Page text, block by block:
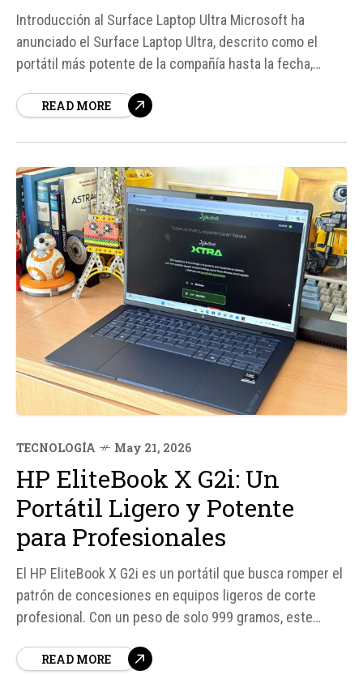
Introducción al Surface Laptop Ultra Microsoft ha
anunciado el Surface Laptop Ultra, descrito como el
portátil más potente de la compañía hasta la fecha,
es parte de la estrategia de Microsoft para fortalecer su
READ MORE
TECNOLOGÍA May 21, 2026
HP EliteBook X G2i: Un
Portátil Ligero y Potente
para Profesionales
El HP EliteBook X G2i es un portátil que busca romper el
patrón de concesiones en equipos ligeros de corte
profesional. Con un peso de solo 999 gramos, este
lograr su ligereza. En su interior, cuenta con un
READ MORE